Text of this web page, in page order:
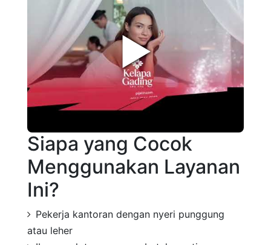
►
Siapa yang Cocok
Menggunakan Layanan
Ini?
Pekerja kantoran dengan nyeri punggung
atau leher